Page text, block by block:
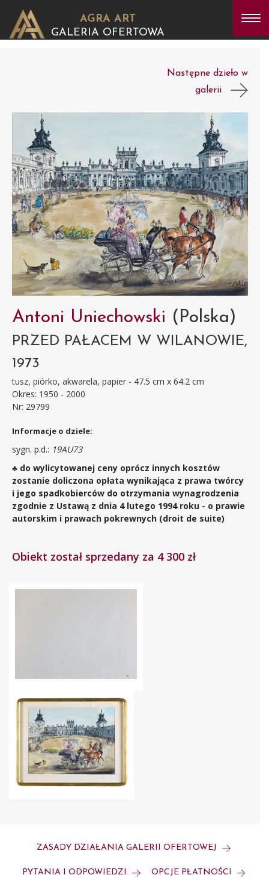
AGRA ART
GALERIA OFERTOWA
Następne dzieło w
galerii
Antoni Uniechowski (Polska)
PRZED PAŁACEM W WILANOWIE,
1973
tusz, piórko, akwarela, papier - 47.5 cm x 64.2 cm
Okres: 1950 - 2000
Nr: 29799
Informacje o dziele:
sygn. p.d.: 19AU73
♣ do wylicytowanej ceny oprócz innych kosztów
zostanie doliczona opłata wynikająca z prawa twórcy
i jego spadkobierców do otrzymania wynagrodzenia
zgodnie z Ustawą z dnia 4 lutego 1994 roku - o prawie
autorskim i prawach pokrewnych (droit de suite)
Obiekt został sprzedany za 4 300 zł
ZASADY DZIAŁANIA GALERII OFERTOWEJ
PYTANIA I ODPOWIEDZI OPCJE PŁATNOŚCI